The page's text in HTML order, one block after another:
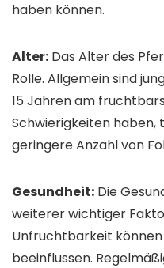
haben können.
Alter: Das Alter des
Rolle. Allgemein sind
15 Jahren am
Schwierigkeiten haben,
geringere Anzahl von
Gesundheit: Die
weiterer wichtiger
Unfruchtbarkeit
beeinflussen.